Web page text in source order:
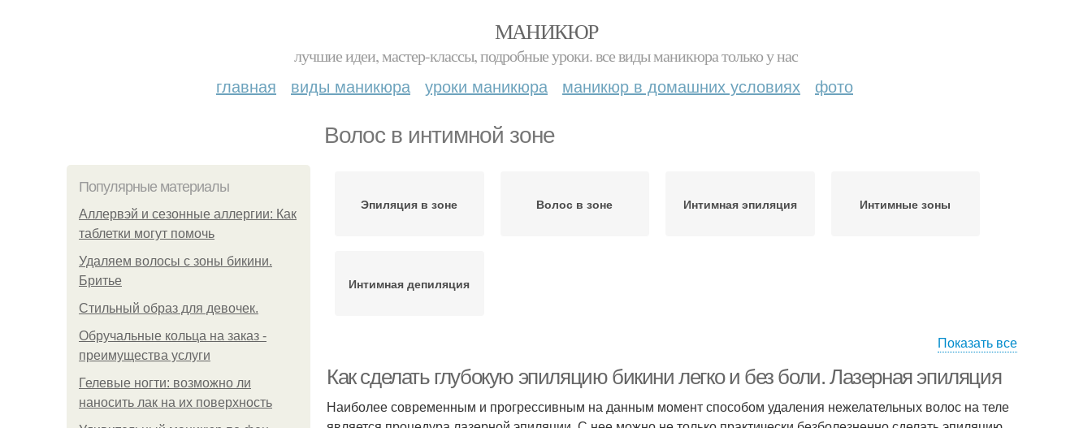
МАНИКЮР
лучшие идеи, мастер-классы, подробные уроки. все виды маникюра только у нас
главная виды маникюра уроки маникюра маникюр в домашних условиях фото
Волос в интимной зоне
Популярные материалы
Аллервэй и сезонные аллергии: Как
таблетки могут помочь
Удаляем волосы с зоны бикини.
Бритье
Стильный образ для девочек.
Обручальные кольца на заказ -
преимущества услуги
Гелевые ногти: возможно ли
наносить лак на их поверхность
Эпиляция в зоне Волос в зоне Интимная эпиляция Интимные зоны
Интимная депиляция
Показать все
Как сделать глубокую эпиляцию бикини легко и без боли. Лазерная эпиляция
Наиболее современным и прогрессивным на данным момент способом удаления нежелательных волос на теле